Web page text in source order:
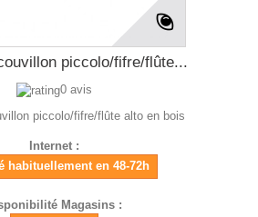
piccolo/fifre/flûte...
0 avis
piccolo/fifre/flûte alto en bois
Internet :
habituellement en 48-72h
Magasins :